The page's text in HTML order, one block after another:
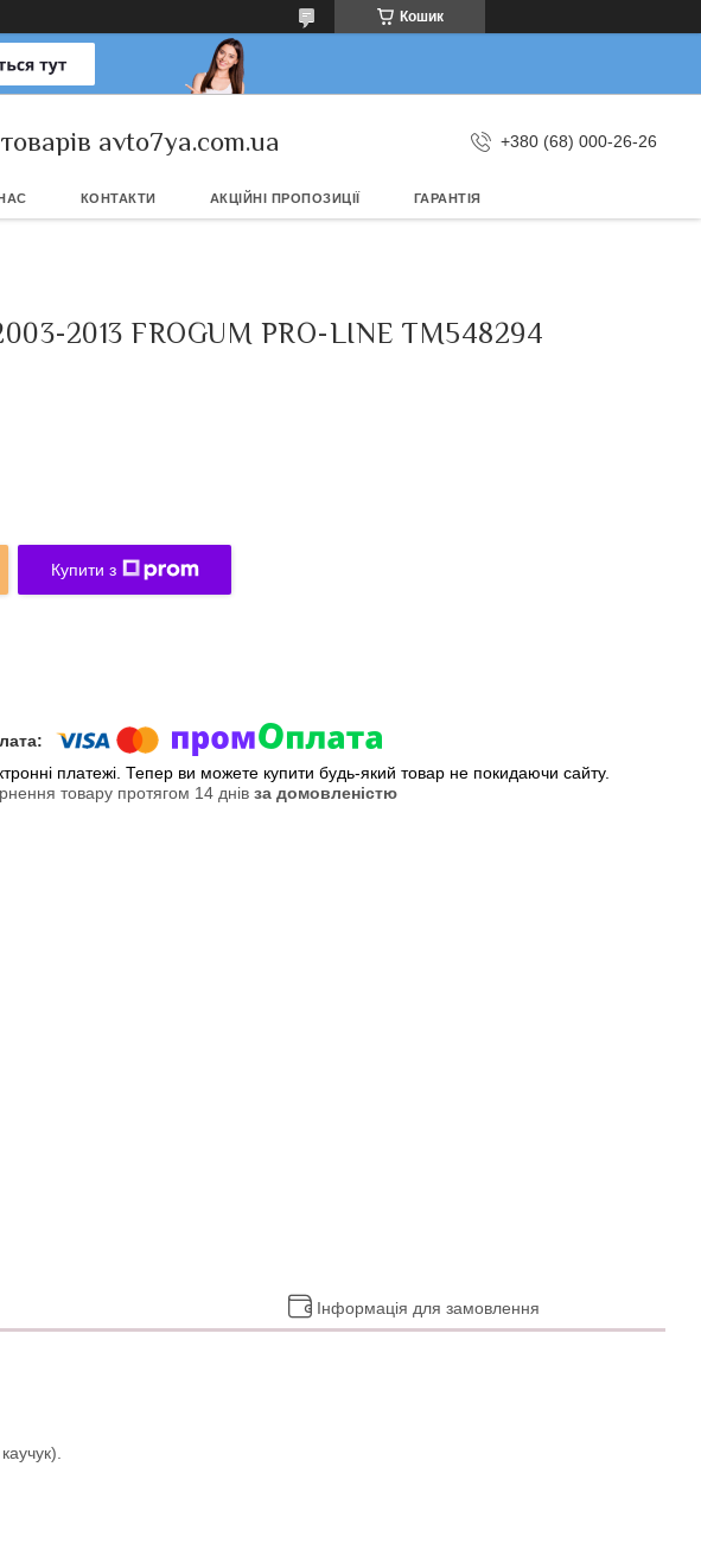
Кошик
avto7ya.com.ua +380 (68) 000-26-26
КОНТАКТИ АКЦІЙНІ ПРОПОЗИЦІЇ ГАРАНТІЯ
2013 FROGUM PRO-LINE TM548294
Купити з
платежі. Тепер ви можете купити будь-який товар не покидаючи сайту.
товару протягом 14 днів за домовленістю
Інформація для замовлення